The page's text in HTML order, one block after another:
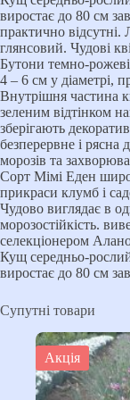
виростає до 80 см
практично відсутні.
глянсовий. Чудові
Бутони темно-
4 – 6 см у діаметрі,
Внутрішня частина
зеленим відтінком
зберігають
безперервне і рясна
морозів та
Сорт Мімі Еден
прикраси клумб і
Чудово виглядає в
морозостійкість.
селекціонером
Кущ середньо-
виростає до 80 см
Супутні товари
Акція